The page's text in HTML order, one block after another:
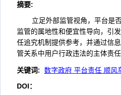
摘要:
立足外部监管视角，平台是
监管的属地性和便宜性导向，引
任追究机制提供参考，并通过信
管关系中用户行政违法的主体责
关键词: 数字政府 平台责任 顺风
DOI：